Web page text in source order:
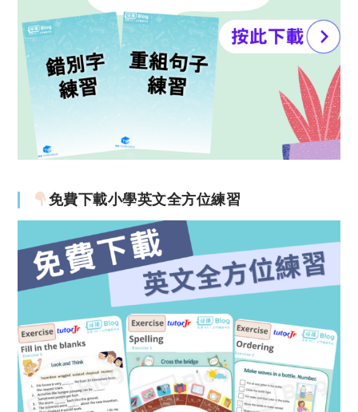
免費下載小學英文全方位練習